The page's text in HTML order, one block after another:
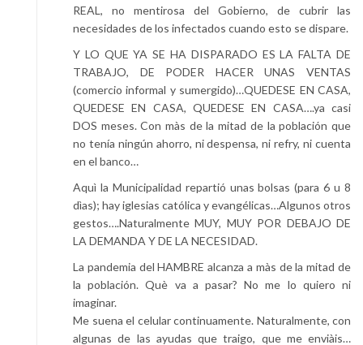
REAL, no mentirosa del Gobierno, de cubrir las
necesidades de los infectados cuando esto se dispare.
Y LO QUE YA SE HA DISPARADO ES LA FALTA DE
TRABAJO, DE PODER HACER UNAS VENTAS
(comercio informal y sumergido)…QUEDESE EN CASA,
QUEDESE EN CASA, QUEDESE EN CASA….ya casi
DOS meses. Con màs de la mitad de la población que
no tenía ningún ahorro, ni despensa, ni refry, ni cuenta
en el banco…
Aquì la Municipalidad repartió unas bolsas (para 6 u 8
dìas); hay iglesias católica y evangélicas…Algunos otros
gestos….Naturalmente MUY, MUY POR DEBAJO DE
LA DEMANDA Y DE LA NECESIDAD.
La pandemia del HAMBRE alcanza a màs de la mitad de
la población. Què va a pasar? No me lo quiero ni
imaginar.
Me suena el celular continuamente. Naturalmente, con
algunas de las ayudas que traigo, que me enviàis…